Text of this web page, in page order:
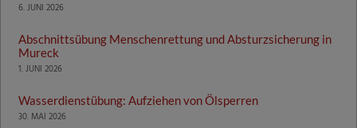
6. JUNI 2026
Abschnittsübung Menschenrettung und Absturzsicherung in
Mureck
1. JUNI 2026
Wasserdienstübung: Aufziehen von Ölsperren
30. MAI 2026